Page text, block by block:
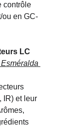
contrôle
ou en GC-
LC
IR) et leur